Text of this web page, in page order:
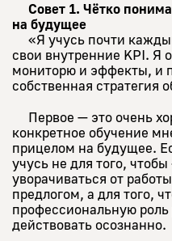
Совет 1. Чётко
на будущее
«Я учусь почти
свои внутренние KPI. Я
мониторю и эффекты, и
собственная стратегия
Первое — это очень
конкретное обучение
прицелом на будущее.
учусь не для того,
уворачиваться от
предлогом, а для того,
профессиональную роль
действовать осознанно.